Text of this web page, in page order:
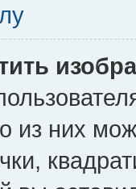
из них